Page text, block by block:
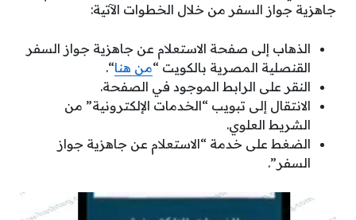
جاهزية جواز السفر من خلال الخطوات الآتية:
الذهاب إلى صفحة الاستعلام عن جاهزية جواز السفر
القنصلية المصرية بالكويت “من هنا“.
النقر على الرابط الموجود في الصفحة.
الانتقال إلى تبويب “الخدمات الإلكترونية” من
الشريط العلوي.
الضغط على خدمة “الاستعلام عن جاهزية جواز
السفر”.